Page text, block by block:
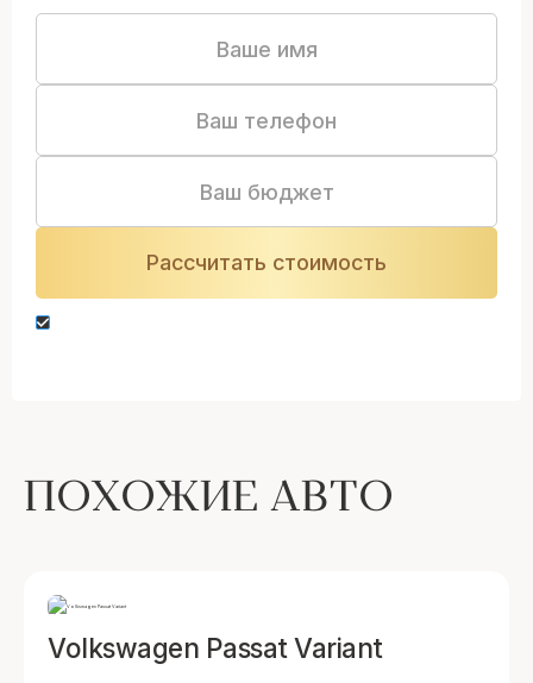
ПОХОЖИЕ АВТО
Volkswagen Passat Variant